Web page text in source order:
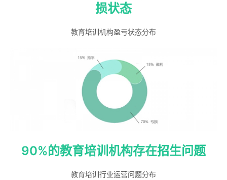
损状态
教育培训机构盈亏状态分布
90%的教育培训机构存在招生问题
教育培训行业运营问题分布